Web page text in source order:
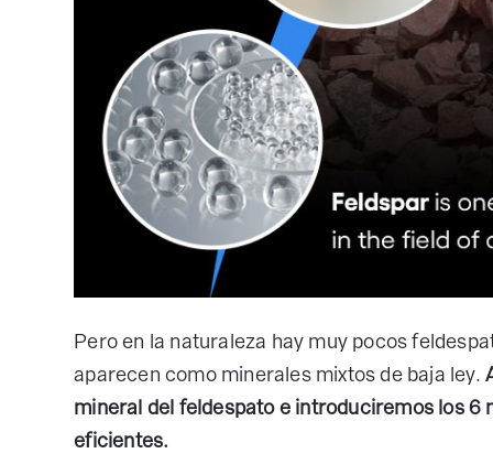
Pero en la naturaleza hay muy pocos
aparecen como minerales mixtos de baja ley.
mineral del feldespato e introduciremos los 6
eficientes.